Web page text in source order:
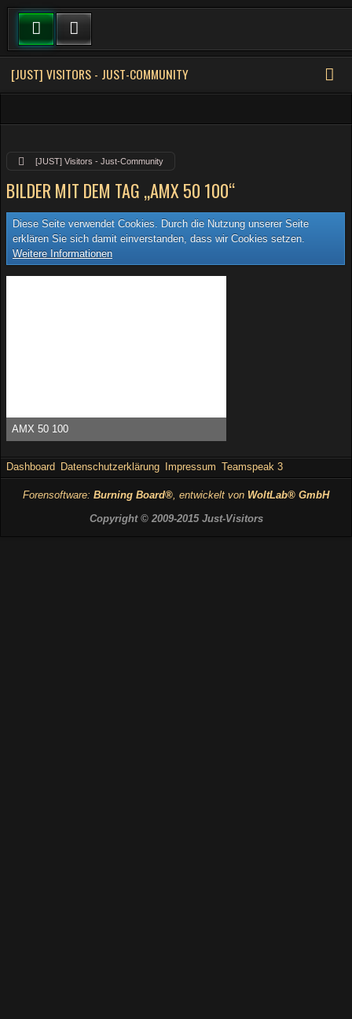
[JUST] VISITORS - JUST-COMMUNITY
[JUST] Visitors - Just-Community
BILDER MIT DEM TAG „AMX 50 100“
Diese Seite verwendet Cookies. Durch die Nutzung unserer Seite
erklären Sie sich damit einverstanden, dass wir Cookies setzen.
Weitere Informationen
AMX 50 100
Bambstyle -25. Mai 2015, 05:08
Dashboard Datenschutzerklärung Impressum Teamspeak 3
Forensoftware: Burning Board®, entwickelt von WoltLab® GmbH
Copyright © 2009-2015 Just-Visitors